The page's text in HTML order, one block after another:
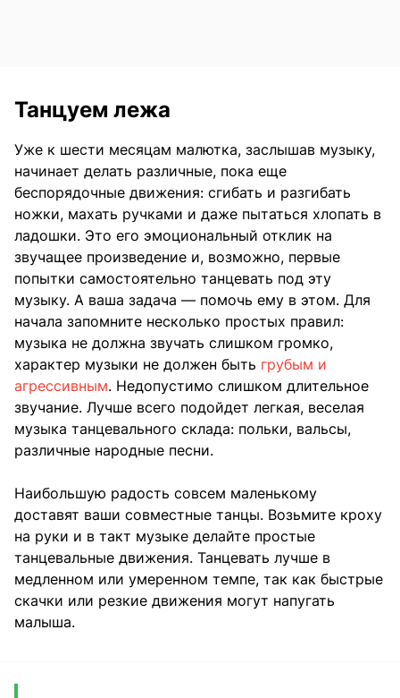
Танцуем лежа
Уже к шести месяцам малютка, заслышав музыку,
начинает делать различные, пока еще
беспорядочные движения: сгибать и разгибать
ножки, махать ручками и даже пытаться хлопать в
ладошки. Это его эмоциональный отклик на
звучащее произведение и, возможно, первые
попытки самостоятельно танцевать под эту
музыку. А ваша задача — помочь ему в этом. Для
начала запомните несколько простых правил:
музыка не должна звучать слишком громко,
характер музыки не должен быть грубым и
агрессивным. Недопустимо слишком длительное
звучание. Лучше всего подойдет легкая, веселая
музыка танцевального склада: польки, вальсы,
различные народные песни.
Наибольшую радость совсем маленькому
доставят ваши совместные танцы. Возьмите кроху
на руки и в такт музыке делайте простые
танцевальные движения. Танцевать лучше в
медленном или умеренном темпе, так как быстрые
скачки или резкие движения могут напугать
малыша.